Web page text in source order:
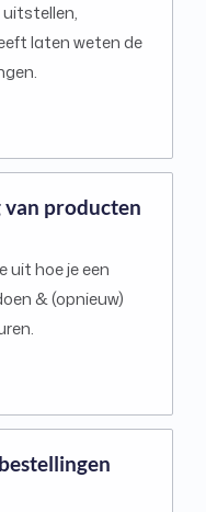
laten weten de
van producten
uit hoe je een
& (opnieuw)